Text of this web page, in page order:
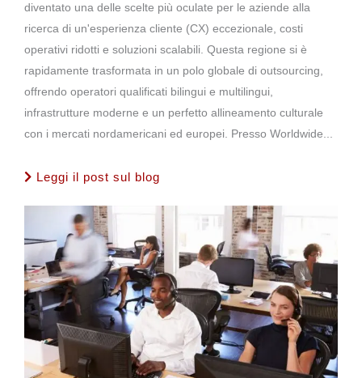
diventato una delle scelte più oculate per le aziende alla
ricerca di un'esperienza cliente (CX) eccezionale, costi
operativi ridotti e soluzioni scalabili. Questa regione si è
rapidamente trasformata in un polo globale di outsourcing,
offrendo operatori qualificati bilingui e multilingui,
infrastrutture moderne e un perfetto allineamento culturale
con i mercati nordamericani ed europei. Presso Worldwide...
Leggi il post sul blog